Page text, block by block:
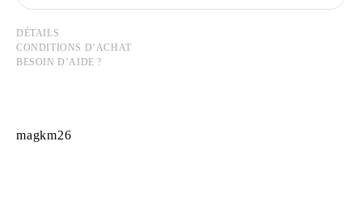
DÉTAILS
CONDITIONS D’ACHAT
BESOIN D’AIDE ?
magkm26